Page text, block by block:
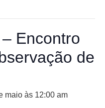
Encontro
de
maio às 12:00 am